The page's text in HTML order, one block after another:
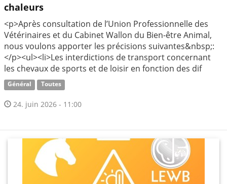
chaleurs
<p>Après consultation de l’Union Professionnelle des
Vétérinaires et du Cabinet Wallon du Bien-être Animal,
nous voulons apporter les précisions suivantes&nbsp;:
</p><ul><li>Les interdictions de transport concernant
les chevaux de sports et de loisir en fonction des dif
Général Toutes
24. juin 2026 - 11:00